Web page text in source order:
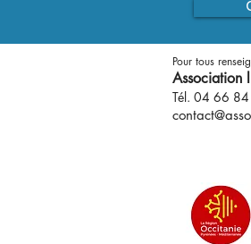
​Pour tous
Association
Tél. 04 66